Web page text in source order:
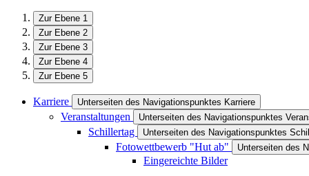
Zur Ebene 1
Zur Ebene 2
Zur Ebene 3
Zur Ebene 4
Zur Ebene 5
Karriere Unterseiten des Navigationspunktes Karriere
Veranstaltungen Unterseiten des Navigationspunktes
Schillertag Unterseiten des Navigationspunktes
Fotowettbewerb "Hut ab" Unterseiten des
Eingereichte Bilder